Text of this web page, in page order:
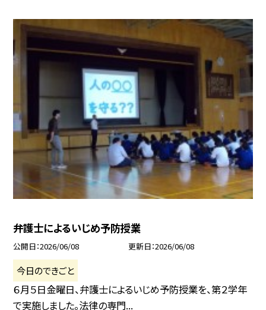
弁護士によるいじめ予防授業
公開日 2026/06/08 更新日 2026/06/08
今日のできごと
６月５日金曜日、弁護士によるいじめ予防授業を、第２学年
で実施しました。法律の専門...